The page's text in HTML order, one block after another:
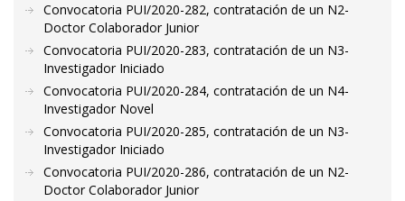
Convocatoria PUI/2020-282, contratación de un N2-
Doctor Colaborador Junior
Convocatoria PUI/2020-283, contratación de un N3-
Investigador Iniciado
Convocatoria PUI/2020-284, contratación de un N4-
Investigador Novel
Convocatoria PUI/2020-285, contratación de un N3-
Investigador Iniciado
Convocatoria PUI/2020-286, contratación de un N2-
Doctor Colaborador Junior